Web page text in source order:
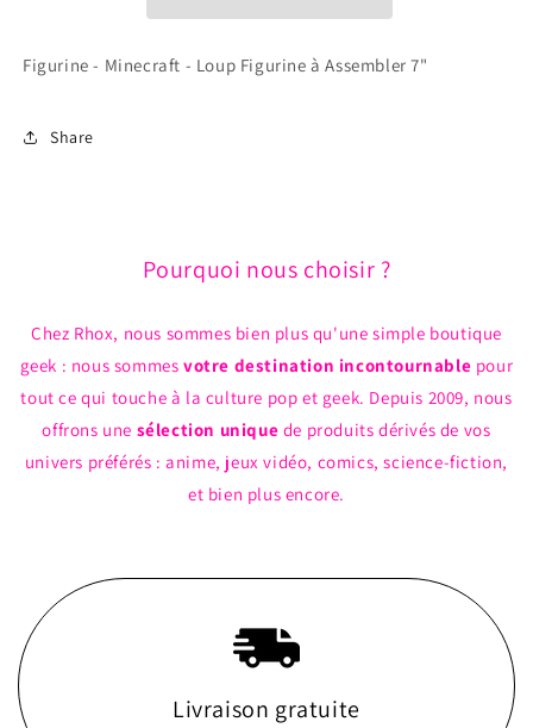
à
à
Assembler
Figurine - Minecraft - Loup Figurine à Assembler 7"
Share
Pourquoi nous choisir ?
Chez Rhox, nous sommes bien plus qu'une simple boutique
geek : nous sommesvotre destination incontournable pour
tout ce qui touche à la culture pop et geek. Depuis 2009, nous
offrons une sélection unique de produits dérivés de vos
univers préférés : anime, jeux vidéo, comics, science-fiction,
et bien plus encore.
Livraison gratuite